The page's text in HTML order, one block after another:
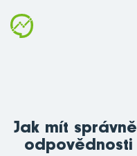
Jak mít
odpovědnosti